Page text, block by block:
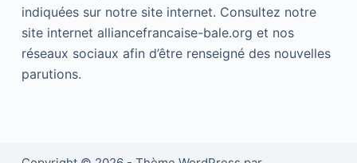
indiquées sur notre site internet. Consultez notre
site internet alliancefrancaise-bale.org et nos
réseaux sociaux afin d’être renseigné des nouvelles
parutions.